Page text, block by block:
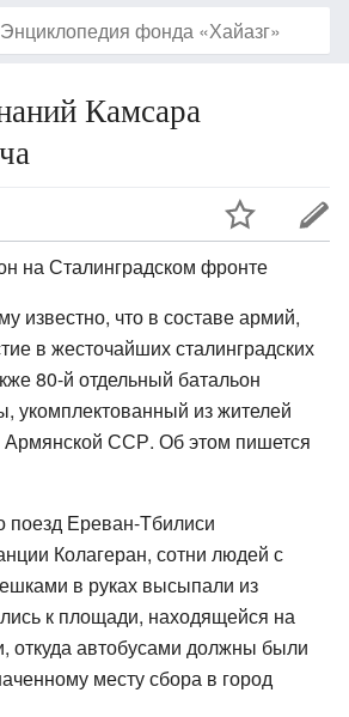
Камсара
на Сталинградском фронте
известно, что в составе армий,
в жесточайших сталинградских
80-й отдельный батальон
укомплектованный из жителей
Армянской ССР. Об этом пишется
поезд Ереван-Тбилиси
Колагеран, сотни людей с
в руках высыпали из
к площади, находящейся на
откуда автобусами должны были
месту сбора в город